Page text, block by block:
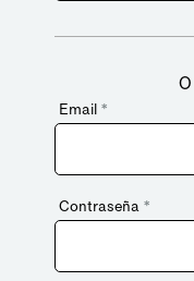
Email *
Contraseña *